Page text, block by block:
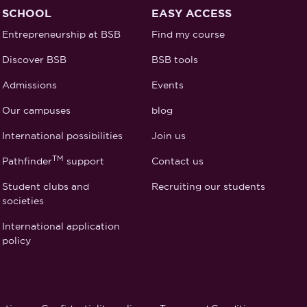
SCHOOL
Entrepreneurship at BSB
Discover BSB
Admissions
Our campuses
International possibilities
PathfinderTM support
Student clubs and
societies
International application
policy
EASY ACCESS
Find my course
BSB tools
Events
blog
Join us
Contact us
Recruiting our students